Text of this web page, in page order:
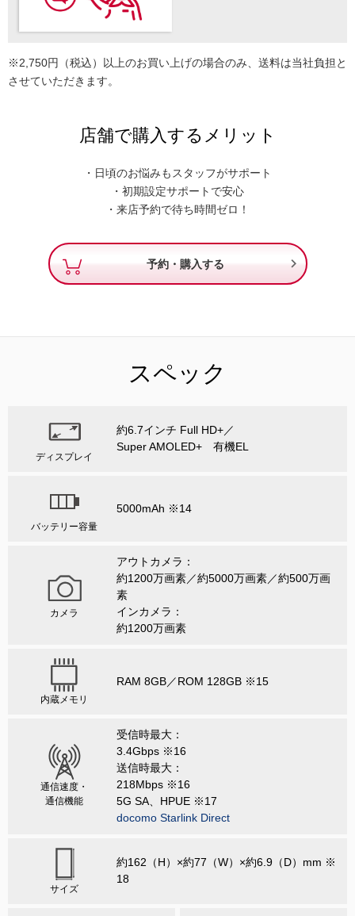
※2,750円（税込）以上のお買い上げの場合のみ、送料は当社負担と
させていただきます。
店舗で購入するメリット
・日頃のお悩みもスタッフがサポート
・初期設定サポートで安心
・来店予約で待ち時間ゼロ！
予約・購入する 
スペック
ディスプレイ
約6.7インチ Full HD+／
Super AMOLED+ 有機EL
バッテリー容量
5000mAh ※14
カメラ
アウトカメラ：
約1200万画素／約5000万画素／約500万画
素
インカメラ：
約1200万画素
内蔵メモリ
RAM 8GB／ROM 128GB ※15
通信速度・
通信機能
受信時最大：
3.4Gbps ※16
送信時最大：
218Mbps ※16
5G SA、HPUE ※17
docomo Starlink Direct
サイズ
約162（H）×約77（W）×約6.9（D）mm ※
18